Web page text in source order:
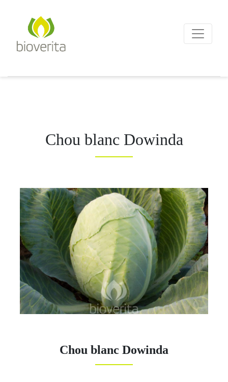
Von der Züchtung bis zum
Chou blanc Dowinda
Chou blanc Dowinda